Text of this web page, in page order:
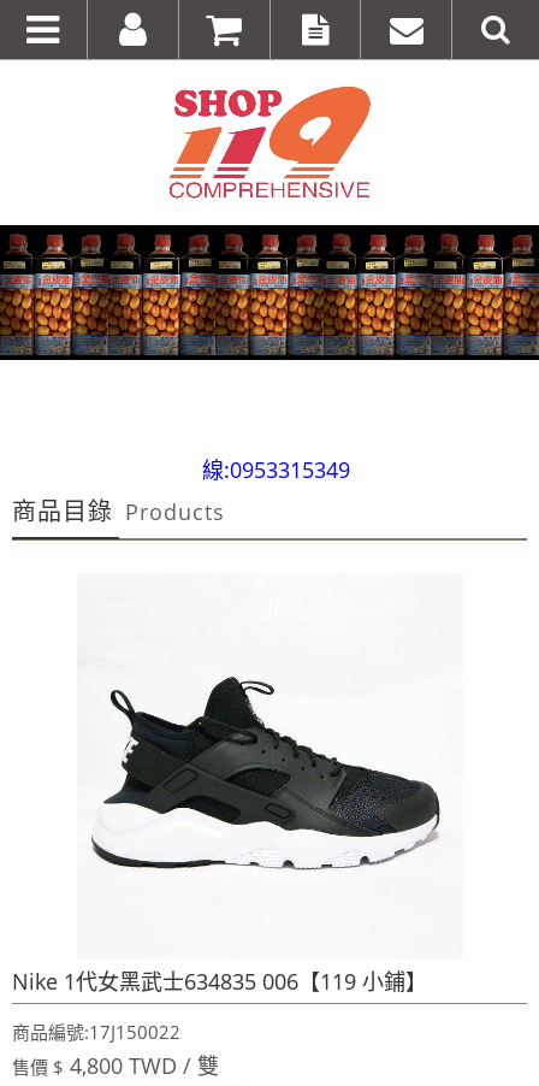
線:0953315349
100%美國正品~美國代購短T~全館75折~售完為止!
~週年慶～週年慶～團購聖品~ 金皮油~買滿二千元免
全台第一輛到府服務品牌服飾專櫃專車 預約專
線:0953315349
100%美國正品~美國代購短T~全館75折~售完為止!
~週年慶～週年慶～團購聖品~ 金皮油~買滿二千元免
運費~買12瓶送1瓶~手腳要快喔～秋冬保養喉嚨最好聖品～
商品目錄 Products
Nike 1代女黑武士634835 006【119 小鋪】
商品編號:17J150022
售價 $ 4,800 TWD / 雙